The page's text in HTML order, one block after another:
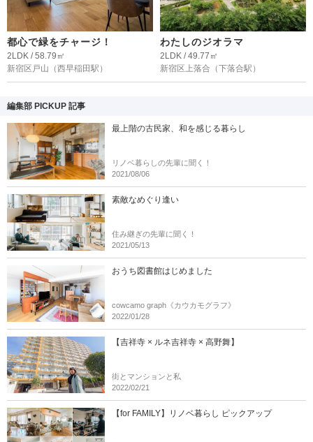
都心で緑をチャージ！
2LDK / 58.79㎡
新宿区戸山 （西早稲田駅）
わたしのジオラマ
2LDK / 49.77㎡
新宿区上落合 （下落合駅）
編集部 PICKUP 記事
最上階の古民家、和を感じる暮らし
リノベ暮らしの先輩に聞く！
2021/08/06
素敵なめぐり逢い
住み継ぎの先輩に聞く！
2021/05/13
おうち図書館はじめました
cowcamo graph《カウカモグラフ》
2022/01/28
【吉祥寺 × ルネ吉祥寺 × 高野舞】
街とマンションと私
2022/02/21
【for FAMILY】リノベ暮らし ピックアップ